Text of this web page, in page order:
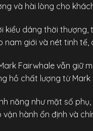
và hài lòng cho
dáng thời thượng,
giới và nét tinh tế,
Fairwhale vẫn giữ
hồ chất lượng từ Mark
năng như mặt số
hành ổn định và